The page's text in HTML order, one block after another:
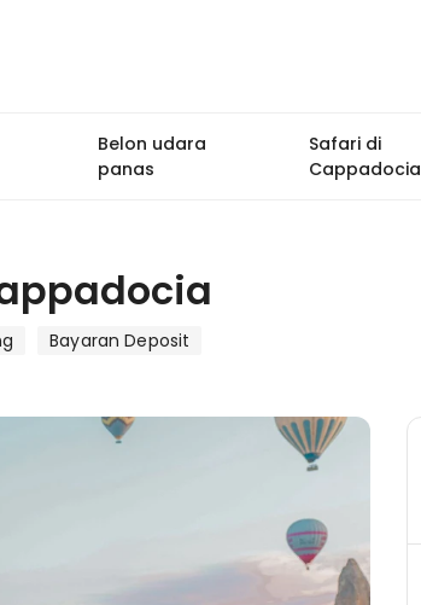
Belon udara
panas
Safari di
Cappadocia
Bayaran Deposit